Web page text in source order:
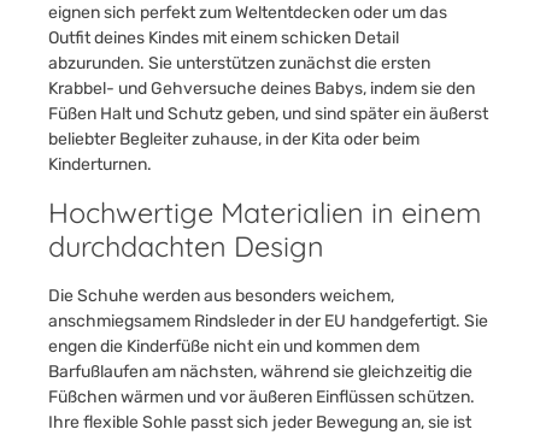
eignen sich perfekt zum Weltentdecken oder um das
Outfit deines Kindes mit einem schicken Detail
abzurunden. Sie unterstützen zunächst die ersten
Krabbel- und Gehversuche deines Babys, indem sie den
Füßen Halt und Schutz geben, und sind später ein äußerst
beliebter Begleiter zuhause, in der Kita oder beim
Kinderturnen.
Hochwertige Materialien in einem
durchdachten Design
Die Schuhe werden aus besonders weichem,
anschmiegsamem Rindsleder in der EU handgefertigt. Sie
engen die Kinderfüße nicht ein und kommen dem
Barfußlaufen am nächsten, während sie gleichzeitig die
Füßchen wärmen und vor äußeren Einflüssen schützen.
Ihre flexible Sohle passt sich jeder Bewegung an, sie ist